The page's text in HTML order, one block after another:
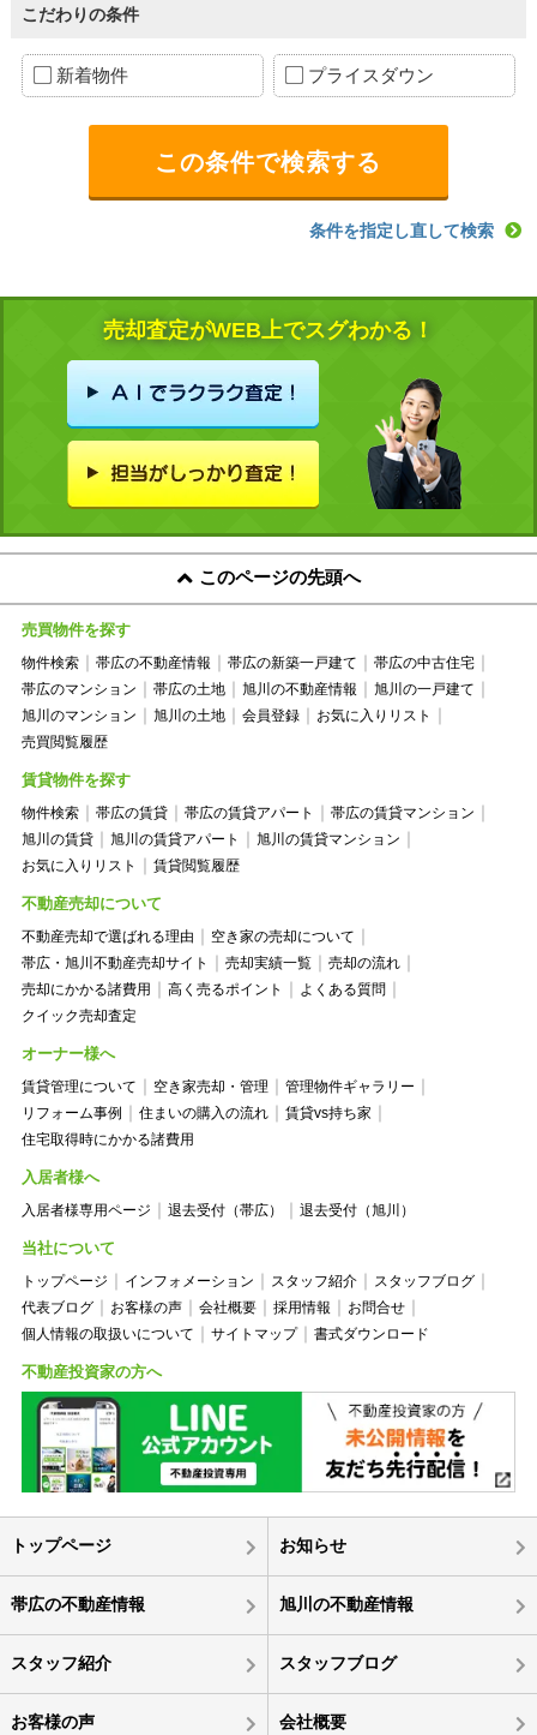
こだわりの条件
新着物件 プライスダウン
条件を指定し直して検索
売却査定がWEB上でスグわかる！
このページの先頭へ
売買物件を探す
物件検索 帯広の不動産情報 帯広の新築一戸建て
帯広の中古住宅
帯広のマンション
帯広の土地 旭川の不動産情報
旭川の一戸建て
旭川のマンション
旭川の土地 会員登録
お気に入りリスト
売買閲覧履歴
賃貸物件を探す
物件検索 帯広の賃貸 帯広の賃貸アパート
帯広の賃貸マンション
旭川の賃貸
旭川の賃貸アパート
旭川の賃貸マンション
お気に入りリスト
賃貸閲覧履歴
不動産売却について
不動産売却で選ばれる理由
空き家の売却について
帯広・旭川不動産売却サイト
売却実績一覧
売却の流れ
売却にかかる諸費用
高く売るポイント
よくある質問
クイック売却査定
オーナー様へ
賃貸管理について 空き家売却・管理
管理物件ギャラリー
リフォーム事例
住まいの購入の流れ
賃貸vs持ち家
住宅取得時にかかる諸費用
入居者様へ
入居者様専用ページ 退去受付（帯広） 退去受付（旭川）
当社について
トップページ インフォメーション スタッフ紹介
スタッフブログ
代表ブログ
お客様の声 会社概要 採用情報
お問合せ
個人情報の取扱いについて
サイトマップ 書式ダウンロード
不動産投資家の方へ
トップページ お知らせ
帯広の不動産情報 旭川の不動産情報
スタッフ紹介 スタッフブログ
お客様の声 会社概要